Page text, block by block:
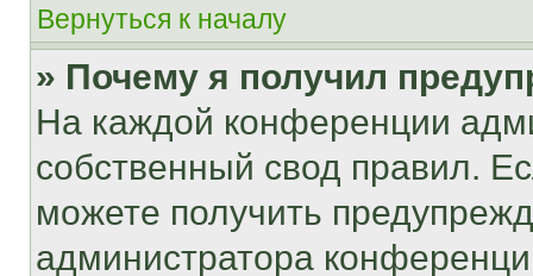
Вернуться к началу
» Почему я получил
На каждой конференции
собственный свод правил.
можете получить
администратора